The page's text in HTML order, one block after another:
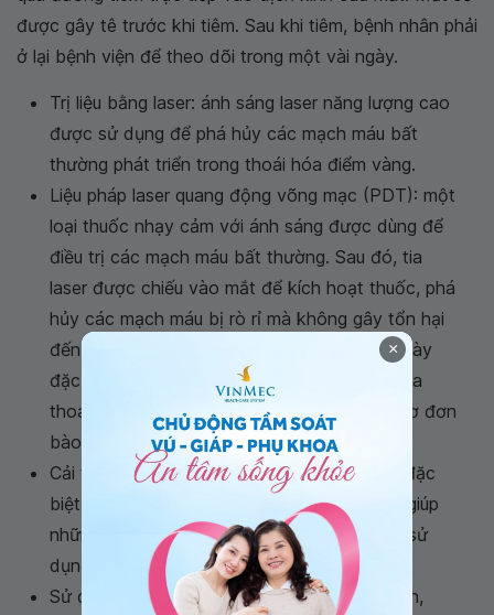
được gây tê trước khi tiêm. Sau khi tiêm, bệnh nhân phải
ở lại bệnh viện để theo dõi trong một vài ngày.
Trị liệu bằng laser: ánh sáng laser năng lượng cao
được sử dụng để phá hủy các mạch máu bất
thường phát triển trong thoái hóa điểm vàng.
Liệu pháp laser quang động võng mạc (PDT): một
loại thuốc nhạy cảm với ánh sáng được dùng để
điều trị các mạch máu bất thường. Sau đó, tia
laser được chiếu vào mắt để kích hoạt thuốc, phá
hủy các mạch máu bị rò rỉ mà không gây tổn hại
đến các phần khác của mắt. Phương pháp này
đặc biệt hiệu quả khi điều trị một biến thể của
thoái hóa điểm vàng thể ướt là bệnh lý đa xơ đơn
bào không tự phát.
Cải thiện tầm nhìn: các thiết bị có ống kính đặc
biệt tạo hình ảnh phóng to của các vật thể giúp
những người bị thoái hóa điểm vàng có thể sử
dụng tối đa tầm nhìn còn lại.
Sử dụng các thuốc và chế độ ăn giàu vitamin,
×